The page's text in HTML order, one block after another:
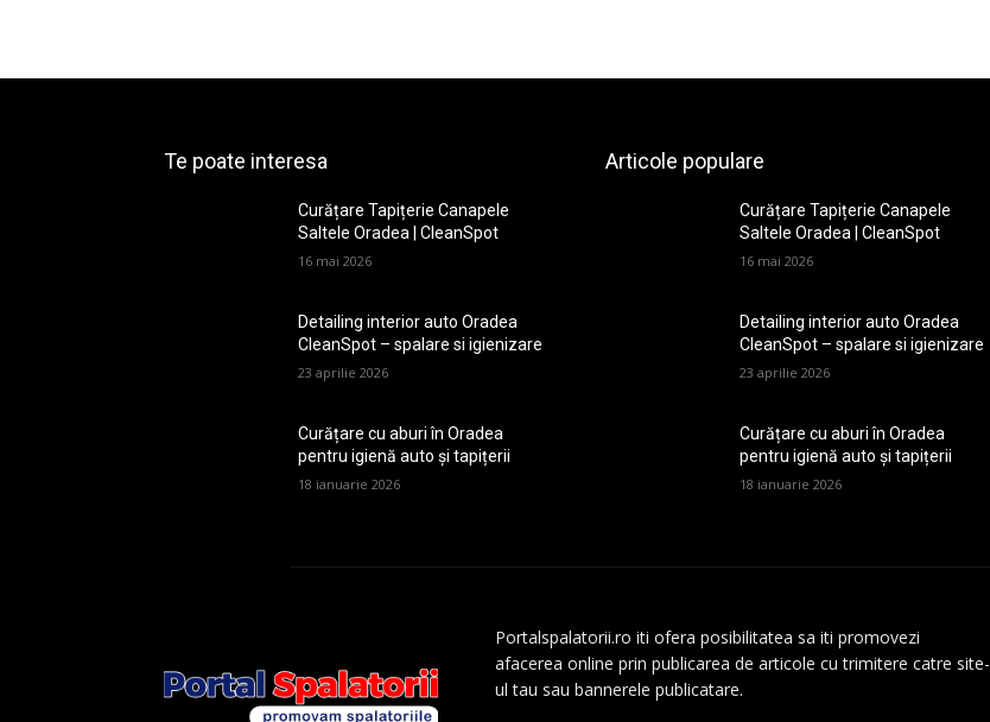
Te poate interesa
Curățare Tapițerie Canapele
Saltele Oradea | CleanSpot
16 mai 2026
Detailing interior auto Oradea
CleanSpot – spalare si igienizare
23 aprilie 2026
Curățare cu aburi în Oradea
pentru igienă auto și tapițerii
18 ianuarie 2026
Articole populare
Curățare Tapițerie Canapele
Saltele Oradea | CleanSpot
16 mai 2026
Detailing interior auto Oradea
CleanSpot – spalare si igienizare
23 aprilie 2026
Curățare cu aburi în Oradea
pentru igienă auto și tapițerii
18 ianuarie 2026
Portalspalatorii.ro iti ofera posibilitatea sa iti promovezi
afacerea online prin publicarea de articole cu trimitere catre site-
ul tau sau bannerele publicatare.